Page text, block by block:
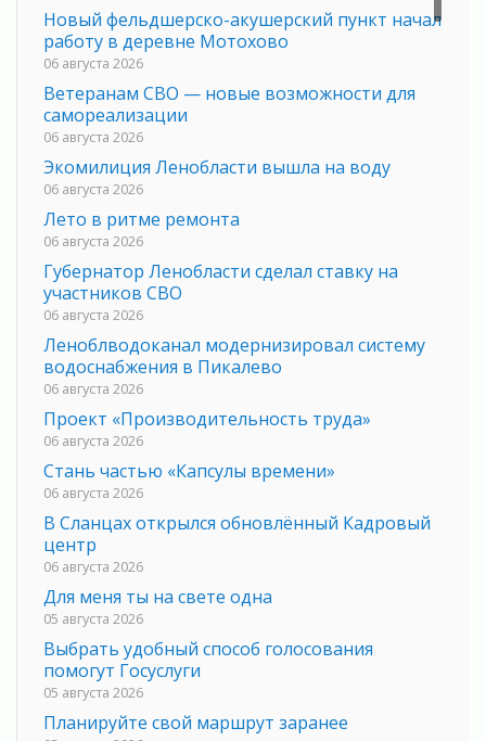
Новый фельдшерско-акушерский пункт начал
работу в деревне Мотохово
06 августа 2026
Ветеранам СВО — новые возможности для
самореализации
06 августа 2026
Экомилиция Ленобласти вышла на воду
06 августа 2026
Лето в ритме ремонта
06 августа 2026
Губернатор Ленобласти сделал ставку на
участников СВО
06 августа 2026
Леноблводоканал модернизировал систему
водоснабжения в Пикалево
06 августа 2026
Проект «Производительность труда»
06 августа 2026
Стань частью «Капсулы времени»
06 августа 2026
В Сланцах открылся обновлённый Кадровый
центр
06 августа 2026
Для меня ты на свете одна
05 августа 2026
Выбрать удобный способ голосования
помогут Госуслуги
05 августа 2026
Планируйте свой маршрут заранее